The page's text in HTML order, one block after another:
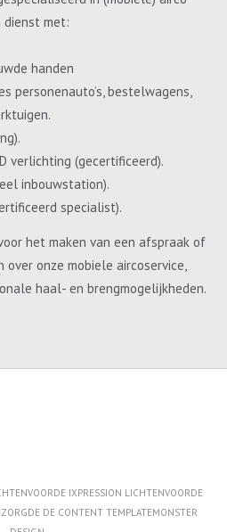
dienst met:
handen
personenauto’s, bestelwagens,
verlichting (gecertificeerd).
inbouwstation).
specialist).
het maken van een afspraak of
onze mobiele aircoservice,
haal- en brengmogelijkheden.
IXPRESSION LICHTENVOORDE
DE CONTENT TEMPLATEMONSTER